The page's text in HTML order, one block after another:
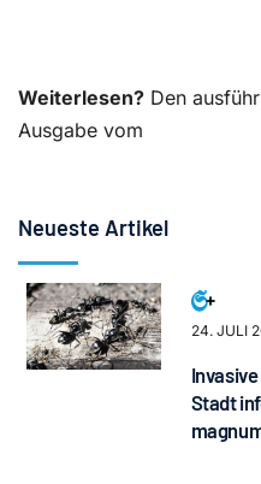
Weiterlesen? Den
Ausgabe vom
Neueste Artikel
24. JULI
Stadt